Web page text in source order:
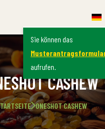
Sie können das
aufrufen.
CASHEW
ONESHOT CASHEW